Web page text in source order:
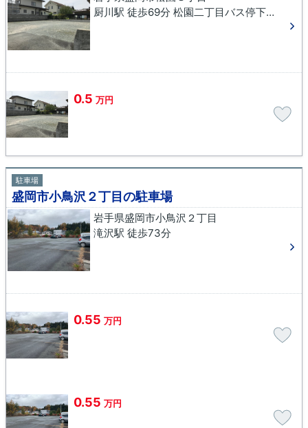
厨川駅 徒歩69分 松園二丁目バス停下車 徒歩2分
0.5 万円
駐車場
盛岡市小鳥沢２丁目の駐車場
岩手県盛岡市小鳥沢２丁目
滝沢駅 徒歩73分
0.55 万円
0.55 万円